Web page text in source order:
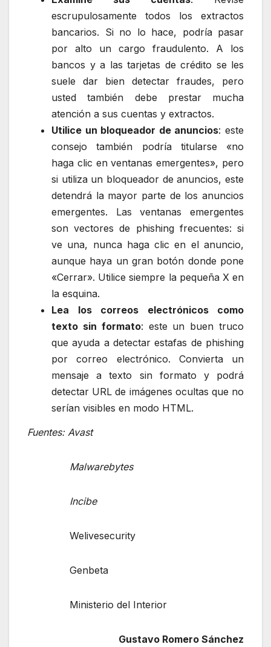
escrupulosamente todos los extractos
bancarios. Si no lo hace, podría pasar
por alto un cargo fraudulento. A los
bancos y a las tarjetas de crédito se les
suele dar bien detectar fraudes, pero
usted también debe prestar mucha
atención a sus cuentas y extractos.
Utilice un bloqueador de anuncios: este
consejo también podría titularse «no
haga clic en ventanas emergentes», pero
si utiliza un bloqueador de anuncios, este
detendrá la mayor parte de los anuncios
emergentes. Las ventanas emergentes
son vectores de phishing frecuentes: si
ve una, nunca haga clic en el anuncio,
aunque haya un gran botón donde pone
«Cerrar». Utilice siempre la pequeña X en
la esquina.
Lea los correos electrónicos como
texto sin formato: este un buen truco
que ayuda a detectar estafas de phishing
por correo electrónico. Convierta un
mensaje a texto sin formato y podrá
detectar URL de imágenes ocultas que no
serían visibles en modo HTML.
Fuentes: Avast
Malwarebytes
Incibe
Welivesecurity
Genbeta
Ministerio del Interior
Gustavo Romero Sánchez